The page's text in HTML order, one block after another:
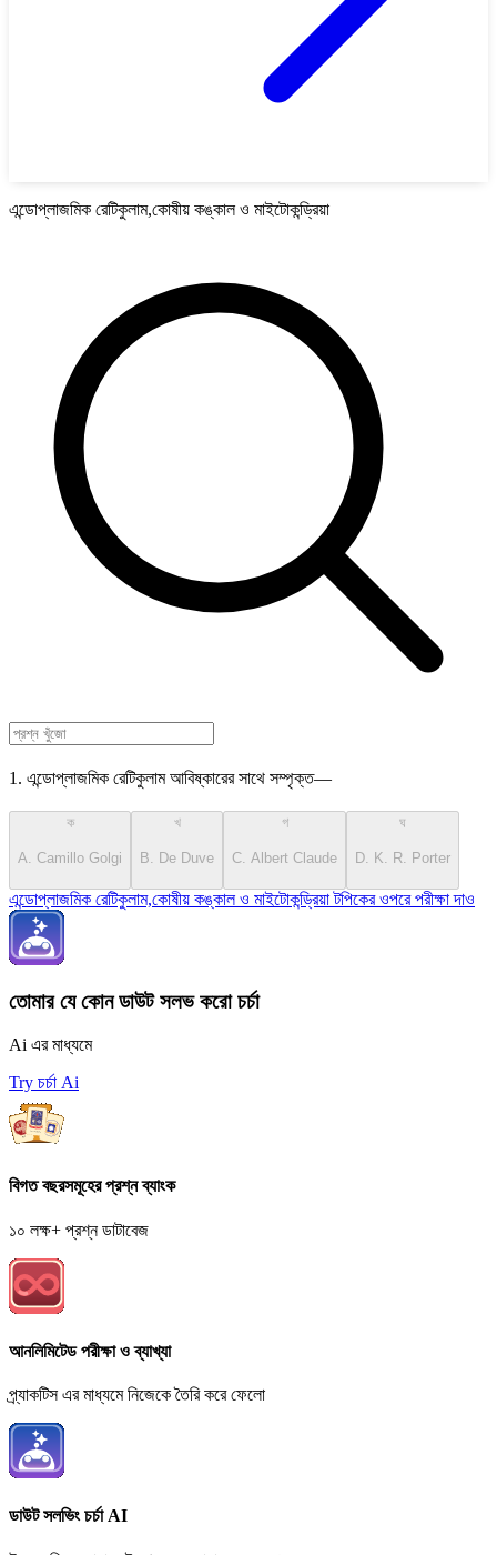
এন্ডোপ্লাজমিক রেটিকুলাম,কোষীয় কঙ্কাল ও মাইটোকন্ড্রিয়া
1. এন্ডোপ্লাজমিক রেটিকুলাম আবিষ্কারের সাথে সম্পৃক্ত—
ক
A. Camillo Golgi
খ
B. De Duve
গ
C. Albert Claude
ঘ
D. K. R. Porter
এন্ডোপ্লাজমিক রেটিকুলাম,কোষীয় কঙ্কাল ও মাইটোকন্ড্রিয়া টপিকের ওপরে পরীক্ষা দাও
তোমার যে কোন ডাউট সলভ করো চর্চা
Ai এর মাধ্যমে
Try চর্চা Ai
বিগত বছরসমূহের প্রশ্ন ব্যাংক
১০ লক্ষ+ প্রশ্ন ডাটাবেজ
আনলিমিটেড পরীক্ষা ও ব্যাখ্যা
প্র্যাকটিস এর মাধ্যমে নিজেকে তৈরি করে ফেলো
ডাউট সলভিং চর্চা AI